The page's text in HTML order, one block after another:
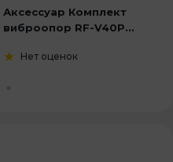
Аксессуар Комплект
виброопор RF-V40P...
Нет оценок